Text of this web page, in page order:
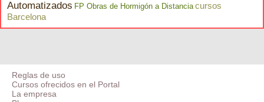
Automatizados FP Obras de Hormigón a Distancia cursos
Barcelona
Reglas de uso
Cursos ofrecidos en el Portal
La empresa